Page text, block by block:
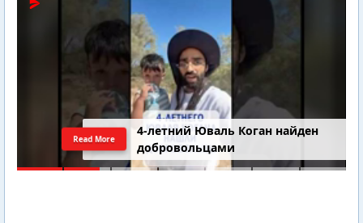
4-летний Юваль Коган найден
добровольцами
Read More